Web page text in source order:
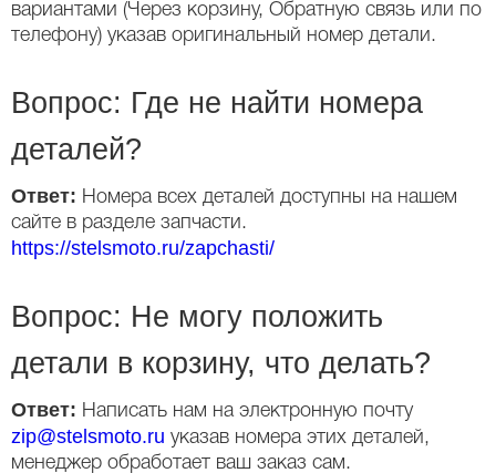
вариантами (Через корзину, Обратную связь или по
телефону) указав оригинальный номер детали.
Вопрос: Где не найти номера
деталей?
Ответ: Номера всех деталей доступны на нашем
сайте в разделе запчасти.
https://stelsmoto.ru/zapchasti/
Вопрос: Не могу положить
детали в корзину, что делать?
Ответ: Написать нам на электронную почту
zip@stelsmoto.ru указав номера этих деталей,
менеджер обработает ваш заказ сам.